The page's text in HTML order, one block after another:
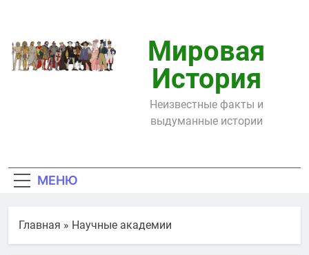
содержимому
Мировая
История
Неизвестные факты и
выдуманные истории
МЕНЮ
Главная » Научные академии